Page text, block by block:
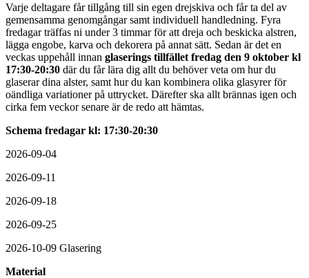
Varje deltagare får tillgång till sin egen drejskiva och får ta del av
gemensamma genomgångar samt individuell handledning. Fyra
fredagar träffas ni under 3 timmar för att dreja och beskicka alstren,
lägga engobe, karva och dekorera på annat sätt. Sedan är det en
veckas uppehåll innan glaserings tillfället fredag den 9 oktober kl
17:30-20:30 där du får lära dig allt du behöver veta om hur du
glaserar dina alster, samt hur du kan kombinera olika glasyrer för
oändliga variationer på uttrycket. Därefter ska allt brännas igen och
cirka fem veckor senare är de redo att hämtas.
Schema fredagar kl: 17:30-20:30
2026-09-04
2026-09-11
2026-09-18
2026-09-25
2026-10-09 Glasering
Material